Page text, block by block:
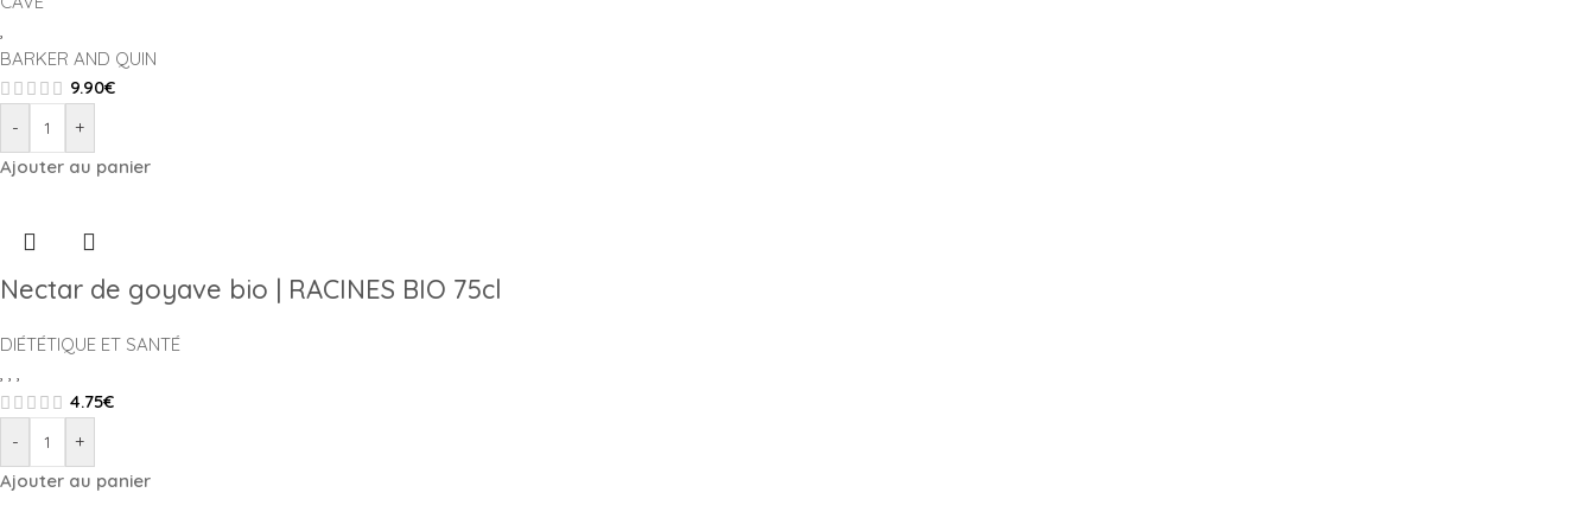
,
BARKER AND QUIN
9.90€
-
+
Ajouter au panier
Nectar de goyave bio | RACINES BIO 75cl
DIÉTÉTIQUE ET SANTÉ
4.75€
-
+
Ajouter au panier